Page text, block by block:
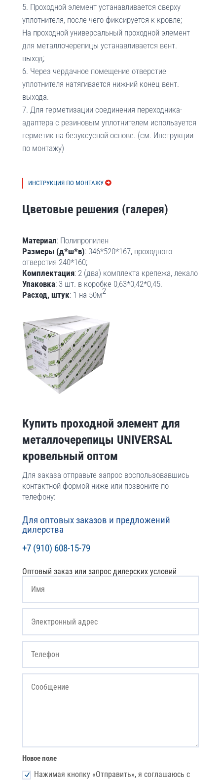
Проходной элемент устанавливается сверху
уплотнителя, после чего фиксируется к кровле;
На проходной универсальный проходной элемент
для металлочерепицы устанавливается вент.
выход;
Через чердачное помещение отверстие
уплотнителя натягивается нижний конец вент.
выхода.
Для герметизации соединения переходника-
адаптера с резиновым уплотнителем используется
герметик на безуксусной основе. (см. Инструкции
по монтажу)
ИНСТРУКЦИЯ ПО МОНТАЖУ
Цветовые решения (галерея)
Материал: Полипропилен
Размеры (д*ш*в): 346*520*167, проходного
отверстия 240*160;
Комплектация: 2 (два) комплекта крепежа, лекало
Упаковка: 3 шт. в коробке 0,63*0,42*0,45.
Расход, штук: 1 на 50м2
Купить проходной элемент для
металлочерепицы UNIVERSAL
кровельный оптом
Для заказа отправьте запрос воспользовавшись
контактной формой ниже или позвоните по
телефону:
Для оптовых заказов и предложений
дилерства
+7 (910) 608-15-79
Оптовый заказ или запрос дилерских условий
Новое поле
Нажимая кнопку «Отправить», я соглашаюсь с